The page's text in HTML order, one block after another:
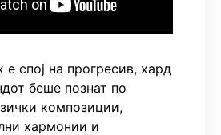
е спој на прогресив, хард
беше познат по
композиции,
хармонии и